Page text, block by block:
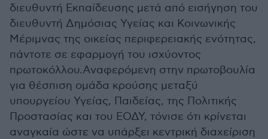
διευθυντή Εκπαίδευσης μετά από εισήγηση του
διευθυντή Δημόσιας Υγείας και Κοινωνικής
Μέριμνας της οικείας περιφερειακής ενότητας,
πάντοτε σε εφαρμογή του ισχύοντος
πρωτοκόλλου.Αναφερόμενη στην πρωτοβουλία
για θέσπιση ομάδα κρούσης μεταξύ
υπουργείου Υγείας, Παιδείας, της Πολιτικής
Προστασίας και του ΕΟΔΥ, τόνισε ότι κρίνεται
αναγκαία ώστε να υπάρξει κεντρική διαχείριση